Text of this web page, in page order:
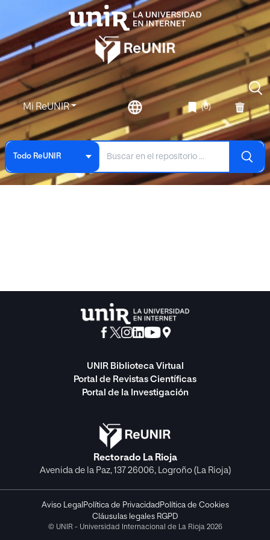
Mi ReUNIR (0)
Todo ReUNIR
UNIR Biblioteca Virtual
Portal de Revistas Científicas
Portal de la Investigación
Rectorado La Rioja
Avenida de la Paz, 137 26006, Logroño (La Rioja)
Aviso Legal Política de Privacidad Política de Cookies
Cláusulas legales RGPD
© UNIR - Universidad Internacional de La Rioja 2026